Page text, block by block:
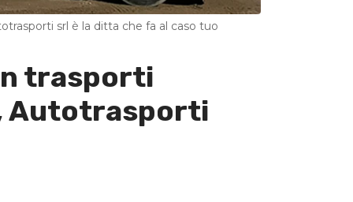
srl è la ditta che fa al caso tuo
trasporti
Autotrasporti